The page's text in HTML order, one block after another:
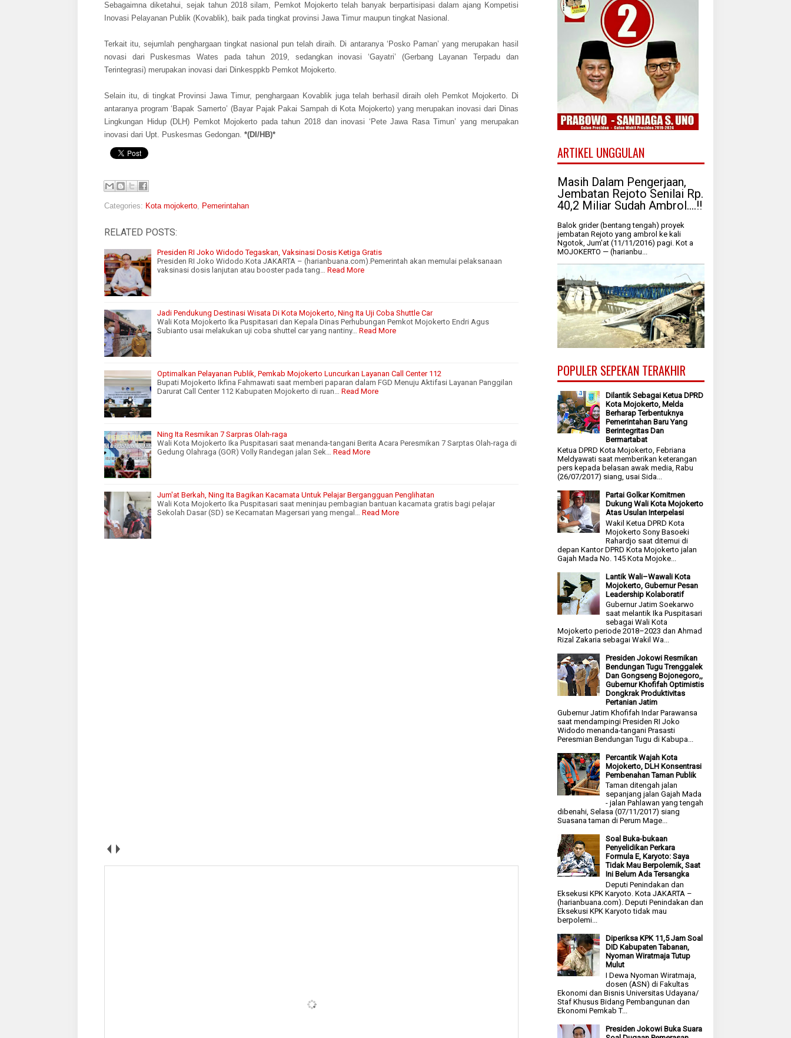
Sebagaimna diketahui, sejak tahun 2018 silam, Pemkot Mojokerto telah banyak berpartisipasi dalam ajang Kompetisi
Inovasi Pelayanan Publik (Kovablik), baik pada tingkat provinsi Jawa Timur maupun tingkat Nasional.
Terkait itu, sejumlah penghargaan tingkat nasional pun telah diraih. Di antaranya ‘Posko Paman’ yang merupakan hasil
novasi dari Puskesmas Wates pada tahun 2019, sedangkan inovasi ‘Gayatri’ (Gerbang Layanan Terpadu dan
Terintegrasi) merupakan inovasi dari Dinkesppkb Pemkot Mojokerto.
Selain itu, di tingkat Provinsi Jawa Timur, penghargaan Kovablik juga telah berhasil diraih oleh Pemkot Mojokerto. Di
antaranya program ‘Bapak Samerto’ (Bayar Pajak Pakai Sampah di Kota Mojokerto) yang merupakan inovasi dari Dinas
Lingkungan Hidup (DLH) Pemkot Mojokerto pada tahun 2018 dan inovasi ‘Pete Jawa Rasa Timun’ yang merupakan
inovasi dari Upt. Puskesmas Gedongan. *(DI/HB)*
Categories: Kota mojokerto Pemerintahan
RELATED POSTS:
Presiden RI Joko Widodo Tegaskan, Vaksinasi Dosis Ketiga Gratis
Presiden RI Joko Widodo.Kota JAKARTA – (harianbuana.com).Pemerintah akan memulai pelaksanaan
vaksinasi dosis lanjutan atau booster pada tang…
Read More
Jadi Pendukung Destinasi Wisata Di Kota Mojokerto, Ning Ita Uji Coba Shuttle Car
Wali Kota Mojokerto Ika Puspitasari dan Kepala Dinas Perhubungan Pemkot Mojokerto Endri Agus
Subianto usai melakukan uji coba shuttel car yang nantiny…
Read More
Optimalkan Pelayanan Publik, Pemkab Mojokerto Luncurkan Layanan Call Center 112
Bupati Mojokerto Ikfina Fahmawati saat memberi paparan dalam FGD Menuju Aktifasi Layanan Panggilan
Darurat Call Center 112 Kabupaten Mojokerto di ruan…
Read More
Ning Ita Resmikan 7 Sarpras Olah-raga
Wali Kota Mojokerto Ika Puspitasari saat menanda-tangani Berita Acara Peresmikan 7 Sarptas Olah-raga di
Gedung Olahraga (GOR) Volly Randegan jalan Sek…
Read More
Jum'at Berkah, Ning Ita Bagikan Kacamata Untuk Pelajar Bergangguan Penglihatan
Wali Kota Mojokerto Ika Puspitasari saat meninjau pembagian bantuan kacamata gratis bagi pelajar
Sekolah Dasar (SD) se Kecamatan Magersari yang mengal…
Read More
ARTIKEL UNGGULAN
Masih Dalam Pengerjaan,
Jembatan Rejoto Senilai Rp.
40,2 Miliar Sudah Ambrol....!!
Balok grider (bentang tengah) proyek
jembatan Rejoto yang ambrol ke kali
Ngotok, Jum'at (11/11/2016) pagi. Kot a
MOJOKERTO — (harianbu...
POPULER SEPEKAN TERAKHIR
Dilantik Sebagai Ketua DPRD
Kota Mojokerto, Melda
Berharap Terbentuknya
Pemerintahan Baru Yang
Berintegritas Dan
Bermartabat
Ketua DPRD Kota Mojokerto, Febriana
Meldyawati saat memberikan keterangan
pers kepada belasan awak media, Rabu
(26/07/2017) siang, usai Sida...
Partai Golkar Komitmen
Dukung Wali Kota Mojokerto
Atas Usulan Interpelasi
Wakil Ketua DPRD Kota
Mojokerto Sony Basoeki
Rahardjo saat ditemui di
depan Kantor DPRD Kota Mojokerto jalan
Gajah Mada No. 145 Kota Mojoke...
Lantik Wali–Wawali Kota
Mojokerto, Gubernur Pesan
Leadership Kolaboratif
Gubernur Jatim Soekarwo
saat melantik Ika Puspitasari
sebagai Wali Kota
Mojokerto periode 2018–2023 dan Ahmad
Rizal Zakaria sebagai Wakil Wa...
Presiden Jokowi Resmikan
Bendungan Tugu Trenggalek
Dan Gongseng Bojonegoro,,
Gubernur Khofifah Optimistis
Dongkrak Produktivitas
Pertanian Jatim
Gubernur Jatim Khofifah Indar Parawansa
saat mendampingi Presiden RI Joko
Widodo menanda-tangani Prasasti
Peresmian Bendungan Tugu di Kabupa...
Percantik Wajah Kota
Mojokerto, DLH Konsentrasi
Pembenahan Taman Publik
Taman ditengah jalan
sepanjang jalan Gajah Mada
- jalan Pahlawan yang tengah
dibenahi, Selasa (07/11/2017) siang
Suasana taman di Perum Mage...
Soal Buka-bukaan
Penyelidikan Perkara
Formula E, Karyoto: Saya
Tidak Mau Berpolemik, Saat
Ini Belum Ada Tersangka
Deputi Penindakan dan
Eksekusi KPK Karyoto. Kota JAKARTA –
(harianbuana.com). Deputi Penindakan dan
Eksekusi KPK Karyoto tidak mau
berpolemi...
Diperiksa KPK 11,5 Jam Soal
DID Kabupaten Tabanan,
Nyoman Wiratmaja Tutup
Mulut
I Dewa Nyoman Wiratmaja,
dosen (ASN) di Fakultas
Ekonomi dan Bisnis Universitas Udayana/
Staf Khusus Bidang Pembangunan dan
Ekonomi Pemkab T...
Presiden Jokowi Buka Suara